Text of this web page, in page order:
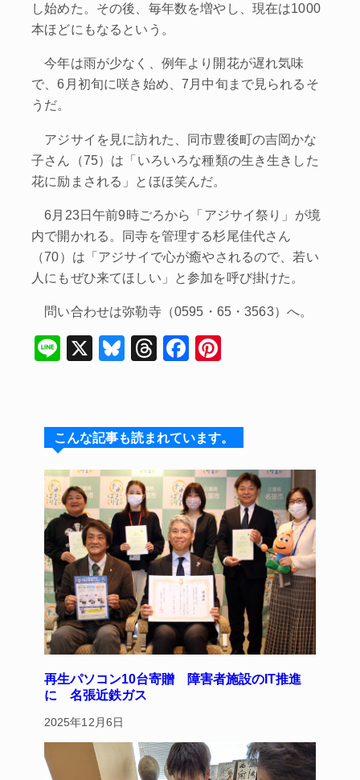
し始めた。その後、毎年数を増やし、現在は1000
本ほどにもなるという。
今年は雨が少なく、例年より開花が遅れ気味
で、6月初旬に咲き始め、7月中旬まで見られるそ
うだ。
アジサイを見に訪れた、同市豊後町の吉岡かな
子さん（75）は「いろいろな種類の生き生きした
花に励まされる」とほほ笑んだ。
6月23日午前9時ごろから「アジサイ祭り」が境
内で開かれる。同寺を管理する杉尾佳代さん
（70）は「アジサイで心が癒やされるので、若い
人にもぜひ来てほしい」と参加を呼び掛けた。
問い合わせは弥勒寺（0595・65・3563）へ。
Li
X
Bl
s
k
y
T
a
d
s
F
e
b
o
o
k
e
st
こんな記事も読まれています。
再生パソコン10台寄贈 障害者施設のIT推進
に 名張近鉄ガス
2025年12月6日